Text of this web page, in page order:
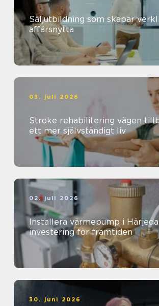
Säljutbildning som skapar
affärsnytta
03. juli 2026
Stroke rehabilitering vägen tillbaka till
ett mer självständigt liv
02. juli 2026
Installera värmepump i
investering för framtiden
30. juni 2026